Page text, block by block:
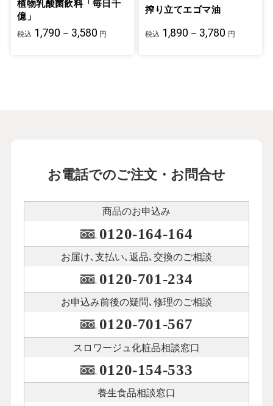
植物乳酸菌飲料「毎日千
億」
税込 1,790－3,580 円
搾り立てエゴマ油
税込 1,890－3,780 円
お電話でのご注文・お問合せ
商品のお申込み
0120-164-164
お届け､支払い､ 返品､交換のご相談
0120-701-234
お申込み前後の疑問､修理のご相談
0120-701-567
スロワージュ化粧品相談窓口
0120-154-533
養生食品相談窓口